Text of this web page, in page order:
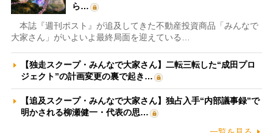
ら…
本誌『週刊ポスト』が追及してきた不動産投資商品「みんなで
大家さん」がいよいよ最終局面を迎えている…
【独走スクープ・みんなで大家さん】二転三転した“成田プロ
ジェクト”の計画変更の裏で起き…
【追及スクープ・みんなで大家さん】独占入手“内部議事録”で
明かされる柳瀬健一・代表の思…